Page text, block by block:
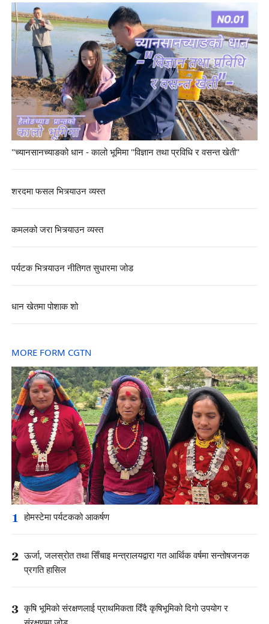
"च्यानसानच्याङको धान - कालो भूमिमा "विज्ञान तथा प्रविधि र वसन्त खेती"
शरदमा फसल भित्र्याउन व्यस्त
कमलको जरा भित्र्याउन व्यस्त
पर्यटक भित्र्याउन नीतिगत सुधारमा जोड
धान खेतमा पोशाक शो
MORE FORM CGTN
1 होमस्टेमा पर्यटकको आकर्षण
2 ऊर्जा, जलस्रोत तथा सिँचाइ मन्त्रालयद्वारा गत आर्थिक वर्षमा सन्तोषजनक
प्रगति हासिल
3 कृषि भूमिको संरक्षणलाई प्राथमिकता दिँदै कृषिभूमिको दिगो उपयोग र